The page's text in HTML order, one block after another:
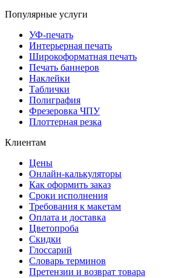
Популярные услуги
УФ-печать
Интерьерная печать
Широкоформатная печать
Печать баннеров
Наклейки
Таблички
Полиграфия
Фрезеровка ЧПУ
Плоттерная резка
Клиентам
Цены
Онлайн-калькуляторы
Как оформить заказ
Сроки исполнения
Требования к макетам
Оплата и доставка
Цветопроба
Скидки
Глоссарий
Словарь терминов
Претензии и возврат товара